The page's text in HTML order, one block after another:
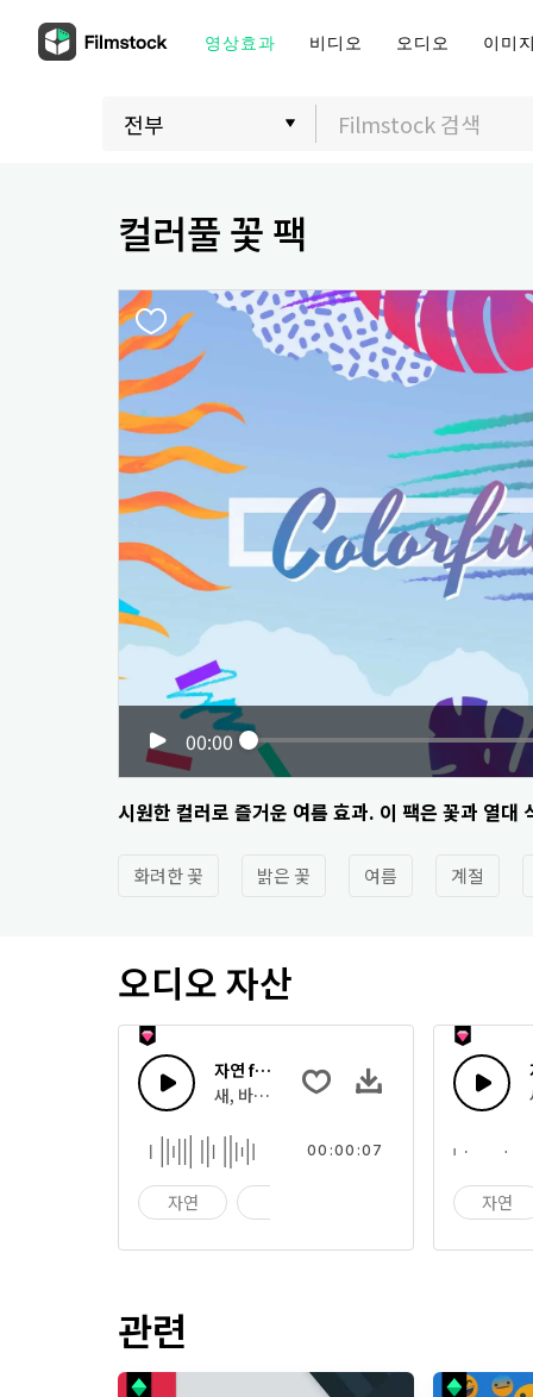
영상효과 비디오 오디오 이미
컬러풀 꽃 팩
00:00
시원한 컬러로 즐거운 여름 효과. 이 팩은 꽃과 열대
화려한 꽃 밝은 꽃 여름 계절
오디오 자산
자연 fx 34
새, 바람, 꽃과 자연의 소리
자연
00:00:07
자연
관련